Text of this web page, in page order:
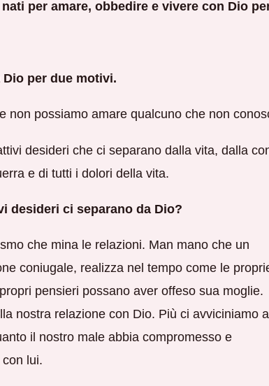
per amare, obbedire e vivere con Dio
per due motivi.
non possiamo amare qualcuno che non
desideri che ci separano dalla vita, dalla
e di tutti i dolori della vita.
desideri ci separano da Dio?
che mina le relazioni. Man mano che un
coniugale, realizza nel tempo come le
pensieri possano aver offeso sua moglie.
nostra relazione con Dio. Più ci avviciniamo a
il nostro male abbia compromesso e
lui.